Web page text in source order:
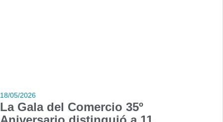
18/05/2026
La Gala del Comercio 35º